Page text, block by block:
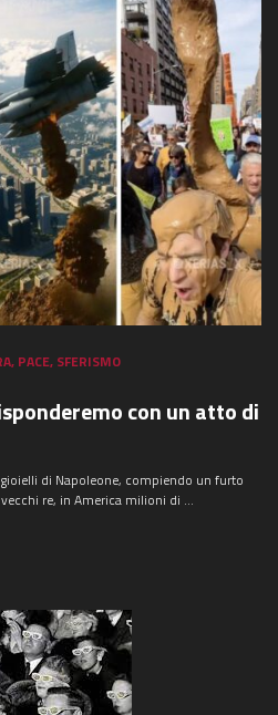
, PACE, SFERISMO
con un atto di
di Napoleone, compiendo un furto
re, in America milioni di ...